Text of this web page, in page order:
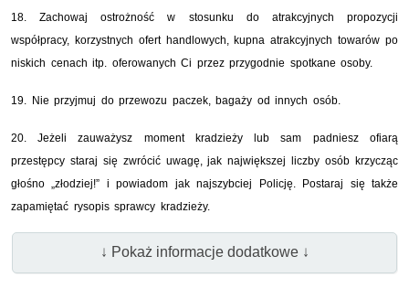
18. Zachowaj ostrożność w stosunku do atrakcyjnych propozycji
współpracy, korzystnych ofert handlowych, kupna atrakcyjnych towarów po
niskich cenach itp. oferowanych Ci przez przygodnie spotkane osoby.
19. Nie przyjmuj do przewozu paczek, bagaży od innych osób.
20. Jeżeli zauważysz moment kradzieży lub sam padniesz ofiarą
przestępcy staraj się zwrócić uwagę, jak największej liczby osób krzycząc
głośno „złodziej!” i powiadom jak najszybciej Policję. Postaraj się także
zapamiętać rysopis sprawcy kradzieży.
↓ Pokaż informacje dodatkowe ↓